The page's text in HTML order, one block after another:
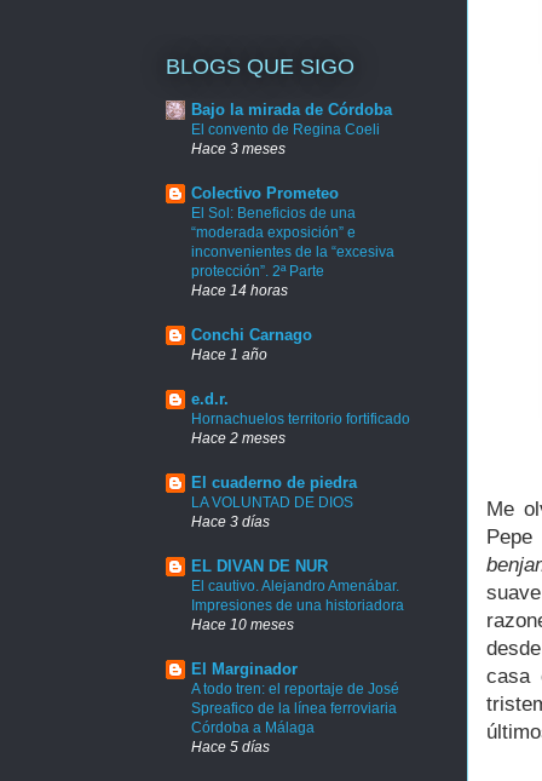
Me
casa
BLOGS QUE SIGO
Bajo la mirada de Córdoba
El convento de Regina Coeli
Hace 3 meses
Colectivo Prometeo
El Sol: Beneficios de una
“moderada exposición” e
inconvenientes de la “excesiva
protección”. 2ª Parte
Hace 14 horas
Conchi Carnago
Hace 1 año
e.d.r.
Hornachuelos territorio fortificado
Hace 2 meses
El cuaderno de piedra
LA VOLUNTAD DE DIOS
Hace 3 días
EL DIVAN DE NUR
El cautivo. Alejandro Amenábar.
Impresiones de una historiadora
Hace 10 meses
El Marginador
A todo tren: el reportaje de José
Spreafico de la línea ferroviaria
Córdoba a Málaga
Hace 5 días